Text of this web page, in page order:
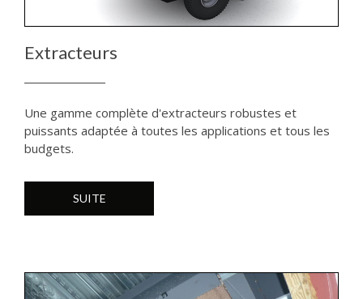
Extracteurs
Une gamme complète d'extracteurs robustes et
puissants adaptée à toutes les applications et tous les
budgets.
SUITE